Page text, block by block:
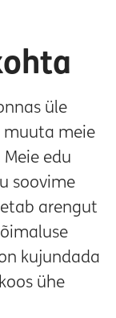
üle
muuta meie
edu
soovime
arengut
kujundada
ühe